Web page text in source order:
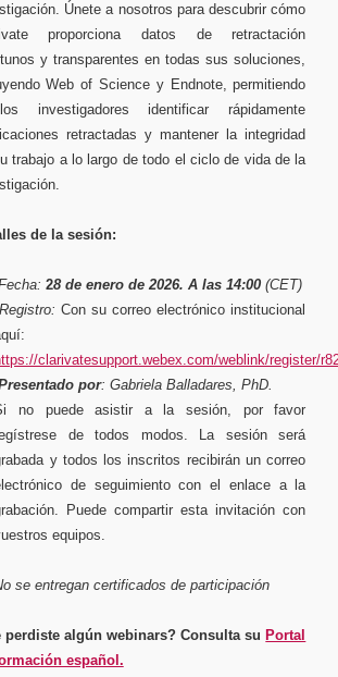
Únete a nosotros para descubrir cómo
proporciona datos de retractación
y transparentes en todas sus soluciones,
Web of Science y Endnote, permitiendo
investigadores identificar rápidamente
retractadas y mantener la integridad
trabajo a lo largo de todo el ciclo de vida de la
de la sesión:
28 de enero de 2026. A las 14:00 (CET)
Registro: Con su correo electrónico institucional
clarivatesupport.webex.com/weblink/register/
por: Gabriela Balladares, PhD.
no puede asistir a la sesión, por favor
de todos modos. La sesión será
y todos los inscritos recibirán un correo
de seguimiento con el enlace a la
Puede compartir esta invitación con
equipos.
se entregan certificados de participación
perdiste algún webinars? Consulta su Portal
español.